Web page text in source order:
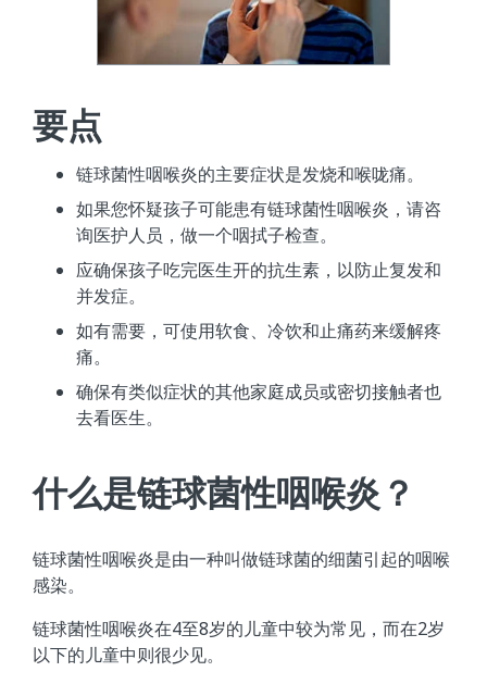
要点
链球菌性咽喉炎的主要症状是发烧和喉咙痛。
如果您怀疑孩子可能患有链球菌性咽喉炎，请咨
询医护人员，做一个咽拭子检查。
应确保孩子吃完医生开的抗生素，以防止复发和
并发症。
如有需要，可使用软食、冷饮和止痛药来缓解疼
痛。
确保有类似症状的其他家庭成员或密切接触者也
去看医生。
什么是链球菌性咽喉炎？
链球菌性咽喉炎是由一种叫做链球菌的细菌引起的咽喉
感染。
链球菌性咽喉炎在4至8岁的儿童中较为常见，而在2岁
以下的儿童中则很少见。